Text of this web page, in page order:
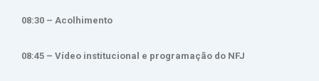
08:30 – Acolhimento
08:45 – Vídeo institucional e programação do NFJ